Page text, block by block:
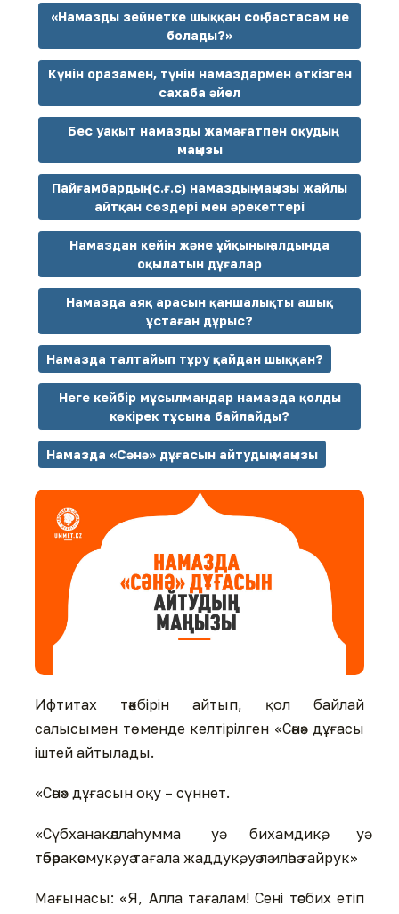
«Намазды зейнетке шыққан соң бастасам не
болады?»
Күнін оразамен, түнін намаздармен өткізген
сахаба әйел
Бес уақыт намазды жамағатпен оқудың
маңызы
Пайғамбардың (с.ғ.с) намаздың маңызы жайлы
айтқан сөздері мен әрекеттері
Намаздан кейін және ұйқының алдында
оқылатын дұғалар
Намазда аяқ арасын қаншалықты ашық
ұстаған дұрыс?
Намазда талтайып тұру қайдан шыққан?
Неге кейбір мұсылмандар намазда қолды
көкірек тұсына байлайды?
Намазда «Сәнә» дұғасын айтудың маңызы
Ифтитах тәкбірін айтып, қол байлай
салысымен төменде келтірілген «Сәнә» дұғасы
іштей айтылады.
«Сәнә» дұғасын оқу – сүннет.
«Сүбханакәллаһумма уә бихамдикә, уә
тәбәракәсмукә, уә тағала жаддукә, уә лә иләһә ғайрук»
Мағынасы: «Я, Алла тағалам! Сені тәсбих етіп